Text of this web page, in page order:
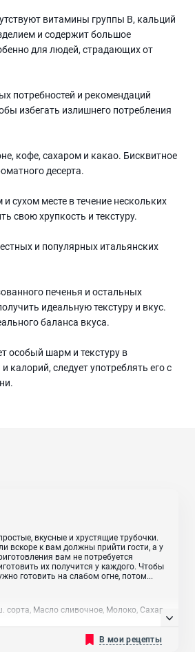
витамины группы B, кальций
и содержит большое
для людей, страдающих от
потребностей и рекомендаций
избегать излишнего потребления
кофе, сахаром и какао. Бисквитное
десерта.
сухом месте в течение нескольких
свою хрупкость и текстуру.
и популярных итальянских
печенья и остальных
идеальную текстуру и вкус.
баланса вкуса.
особый шарм и текстуру в
калорий, следует употреблять его с
вкусные и хрустящие трубочки.
вскоре к вам должны прийти гости, а у
вам не потребуется
их получится у каждого. Чтобы
готовить на слабом огне, потом...
Масло сливочное, Молоко, Сахар
В мои рецепты